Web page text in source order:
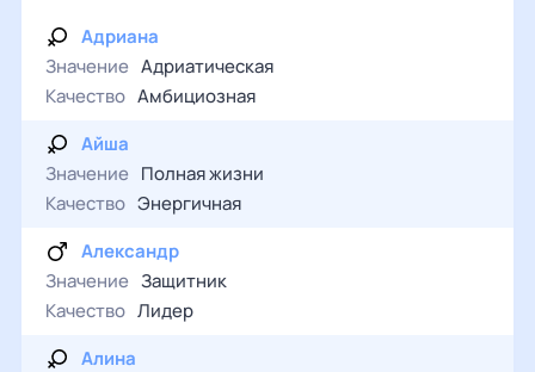
Адриана
Значение Адриатическая
Качество Амбициозная
Айша
Значение Полная жизни
Качество Энергичная
Александр
Значение Защитник
Качество Лидер
Алина